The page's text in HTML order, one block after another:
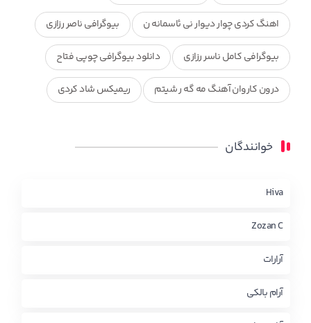
اهنگ کردی چوار دیوار نی ئاسمانه ن بیوگرافی ناصر رزازی
بیوگرافی کامل ناسر رزازی دانلود بیوگرافی چوپی فتاح
درون کاروان آهنگ مه گه ر شیتم ریمیکس شاد کردی
محمد جزا
چاو من
خوانندگان
Hiva
Zozan C
آرارات
آرام بالکی